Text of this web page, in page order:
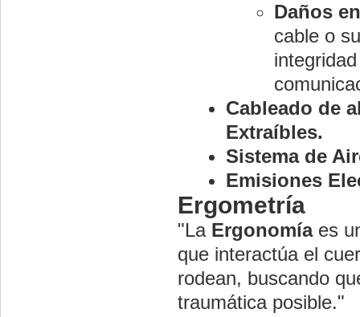
Daños
cable o
Cableado de
Extraíbles.
Sistema de
Emisiones
Ergometría
"La Ergonomíaes
que interactúa el
rodean, buscando
traumática posible."